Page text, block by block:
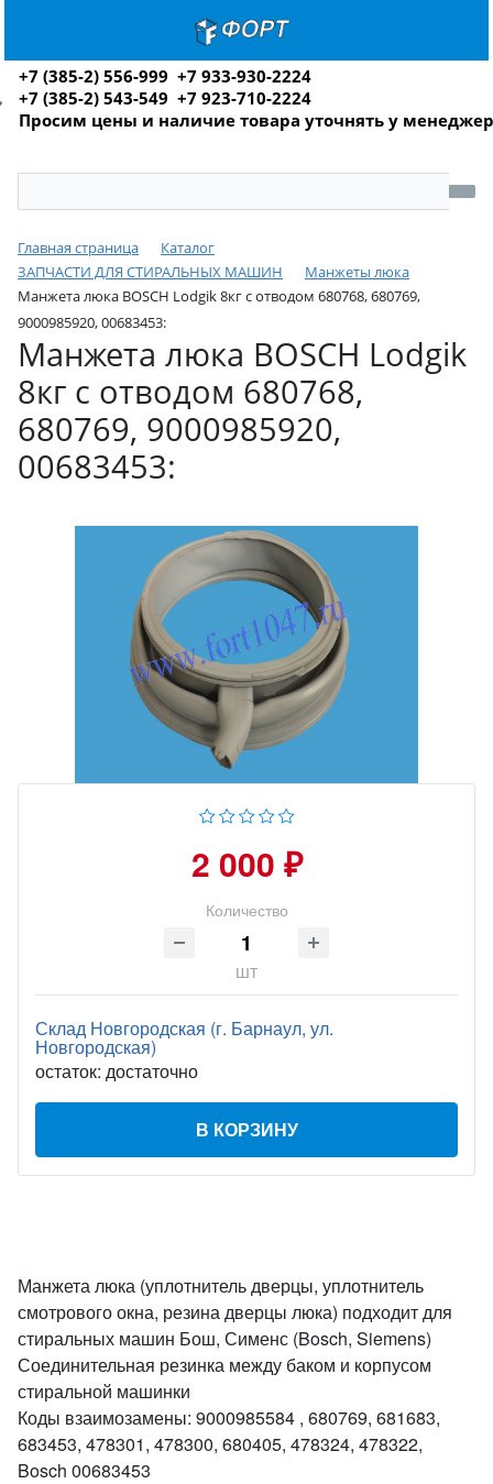
+7 (385-2) 556-999 +7 933-930-2224
+7 (385-2) 543-549 +7 923-710-2224
Просим цены и наличие товара уточнять у
Главная страница
Каталог
ЗАПЧАСТИ ДЛЯ СТИРАЛЬНЫХ МАШИН
Манжеты люка
Манжета люка BOSCH Lodgik 8кг с отводом 680768, 680769,
9000985920, 00683453:
Манжета люка BOSCH Lodgik
8кг с отводом 680768,
680769, 9000985920,
00683453:
2 000 ₽
Количество
шт
Склад Новгородская (г. Барнаул, ул.
Новгородская)
остаток: достаточно
В КОРЗИНУ
Манжета люка (уплотнитель дверцы, уплотнитель
смотрового окна, резина дверцы люка) подходит для
стиральных машин Бош, Сименс (Bosch, Siemens)
Соединительная резинка между баком и корпусом
стиральной машинки
Коды взаимозамены: 9000985584 , 680769, 681683,
683453, 478301, 478300, 680405, 478324, 478322,
Bosch 00683453